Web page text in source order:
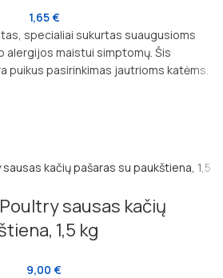
1,65€
specialiai sukurtas suaugusioms
alergijos maistui simptomų. Šis
puikus pasirinkimas jautrioms katėms.
sausas kačių
1,5 kg
9,00 €